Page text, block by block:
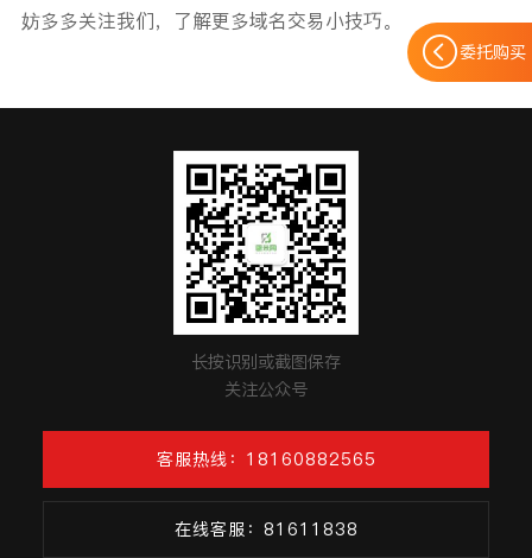
妨多多关注我们，了解更多域名交易小技巧。
长按识别或截图保存
关注公众号
客服热线：18160882565
在线客服：81611838
委托购买